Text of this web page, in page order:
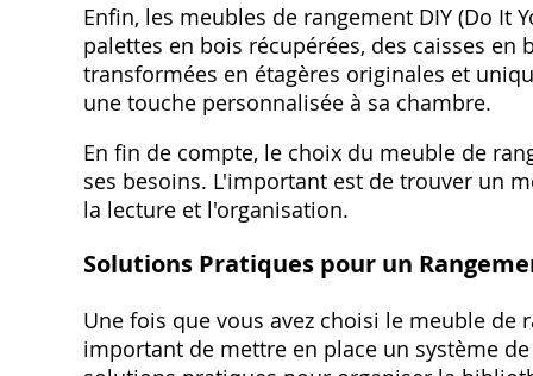
Enfin, les meubles de rangement DIY (Do It
palettes en bois récupérées, des caisses
transformées en étagères originales et
une touche personnalisée à sa chambre.
En fin de compte, le choix du meuble de
ses besoins. L'important est de trouver un
la lecture et l'organisation.
Solutions Pratiques pour un
Une fois que vous avez choisi le meuble
important de mettre en place un système